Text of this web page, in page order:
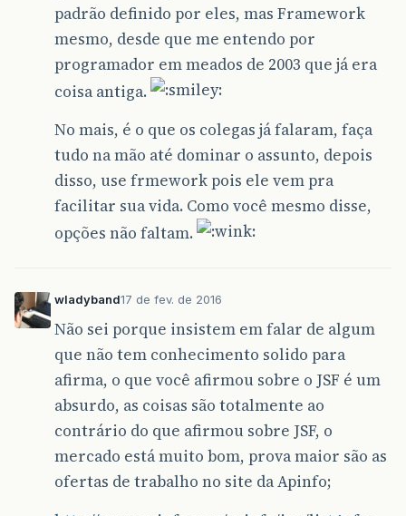
padrão definido por eles, mas Framework
mesmo, desde que me entendo por
programador em meados de 2003 que já era
coisa antiga.
No mais, é o que os colegas já falaram, faça
tudo na mão até dominar o assunto, depois
disso, use frmework pois ele vem pra
facilitar sua vida. Como você mesmo disse,
opções não faltam.
wladyband17 de fev. de 2016
Não sei porque insistem em falar de algum
que não tem conhecimento solido para
afirma, o que você afirmou sobre o JSF é um
absurdo, as coisas são totalmente ao
contrário do que afirmou sobre JSF, o
mercado está muito bom, prova maior são as
ofertas de trabalho no site da Apinfo;